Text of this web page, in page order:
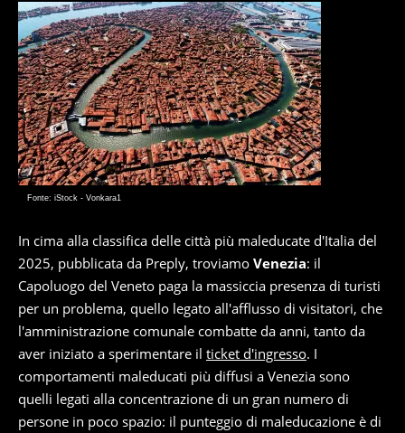
Fonte: iStock - Vonkara1
In cima alla classifica delle città più maleducate d'Italia del
2025, pubblicata da Preply, troviamo Venezia: il
Capoluogo del Veneto paga la massiccia presenza di turisti
per un problema, quello legato all'afflusso di visitatori, che
l'amministrazione comunale combatte da anni, tanto da
aver iniziato a sperimentare il ticket d'ingresso. I
comportamenti maleducati più diffusi a Venezia sono
quelli legati alla concentrazione di un gran numero di
persone in poco spazio: il punteggio di maleducazione è di